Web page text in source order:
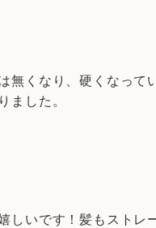
無くなり、硬くなって
ました。
しいです！髪もストレ